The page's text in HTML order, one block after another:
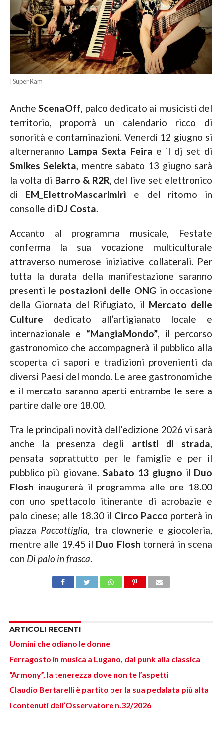
I Super Ram
AncheScenaOff, palco dedicato ai musicisti del
territorio, proporrà un calendario ricco di
sonorità e contaminazioni. Venerdì 12 giugno si
alterneranno Lampa Sexta Feira e il dj set di
Smikes Selekta, mentre sabato 13 giugno sarà
la volta di Barro & R2R, del live set elettronico
di EM_ElettroMascarimirì e del ritorno in
consolle di DJ Costa.
Accanto al programma musicale, Festate
conferma la sua vocazione multiculturale
attraverso numerose iniziative collaterali. Per
tutta la durata della manifestazione saranno
presenti le postazioni delle ONGin occasione
della Giornata del Rifugiato, il Mercato delle
Culture dedicato all’artigianato locale e
internazionale e “MangiaMondo”, il percorso
gastronomico che accompagnerà il pubblico alla
scoperta di sapori e tradizioni provenienti da
diversi Paesi del mondo. Le aree gastronomiche
e il mercato saranno aperti entrambe le sere a
partire dalle ore 18.00.
Tra le principali novità dell’edizione 2026 vi sarà
anche la presenza degli artisti di strada,
pensata soprattutto per le famiglie e per il
pubblico più giovane.Sabato 13 giugno il Duo
Flosh inaugurerà il programma alle ore 18.00
con uno spettacolo itinerante di acrobazie e
palo cinese; alle 18.30 il Circo Pacco porterà in
piazza Paccottiglia, tra clownerie e giocoleria,
mentre alle 19.45 il Duo Flosh tornerà in scena
con Di palo in frasca.
ARTICOLI RECENTI
Uomini che odiano le donne
Ferragosto in musica a Lugano, dal punk alla classica
“Armony”, la tenerezza dove non te l’aspetti
Claudio Bertarelli è partito per la sua pedalata più alta
I contenuti dell’Osservatore n.32/2026